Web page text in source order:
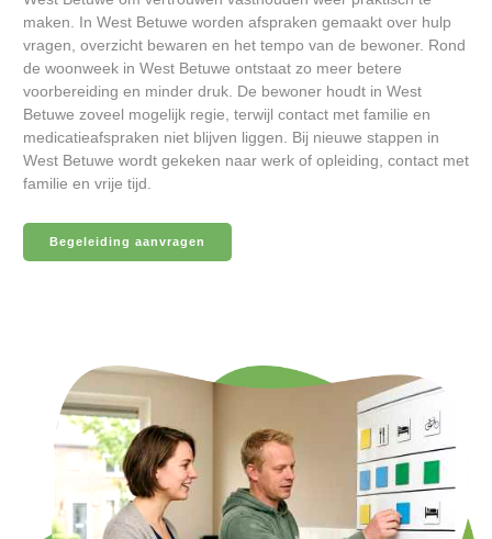
maken. In West Betuwe worden afspraken gemaakt over hulp
vragen, overzicht bewaren en het tempo van de bewoner. Rond
de woonweek in West Betuwe ontstaat zo meer betere
voorbereiding en minder druk. De bewoner houdt in West
Betuwe zoveel mogelijk regie, terwijl contact met familie en
medicatieafspraken niet blijven liggen. Bij nieuwe stappen in
West Betuwe wordt gekeken naar werk of opleiding, contact met
familie en vrije tijd.
Begeleiding aanvragen